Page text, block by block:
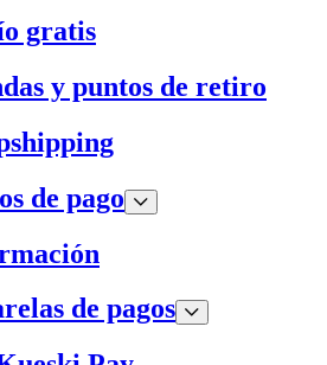
gratis
y puntos de retiro
de pago
de pagos